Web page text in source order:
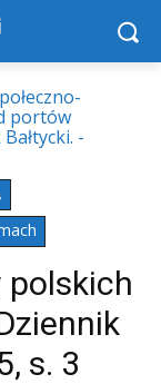
portów
-
polskich
s. 3